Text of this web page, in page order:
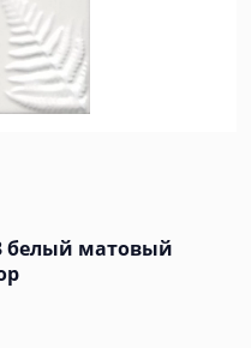
белый матовый